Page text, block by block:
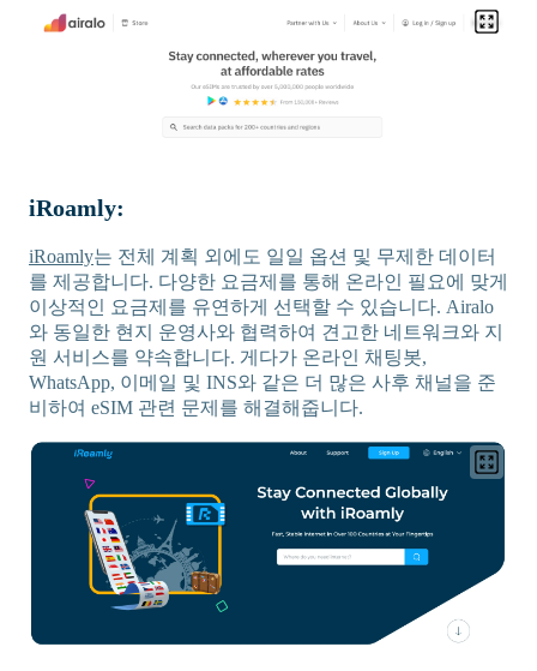
iRoamly:
iRoamly는 전체 계획 외에도 일일 옵션 및 무제한 데이터
를 제공합니다. 다양한 요금제를 통해 온라인 필요에 맞게
이상적인 요금제를 유연하게 선택할 수 있습니다. Airalo
와 동일한 현지 운영사와 협력하여 견고한 네트워크와 지
원 서비스를 약속합니다. 게다가 온라인 채팅봇,
WhatsApp, 이메일 및 INS와 같은 더 많은 사후 채널을 준
비하여 eSIM 관련 문제를 해결해줍니다.